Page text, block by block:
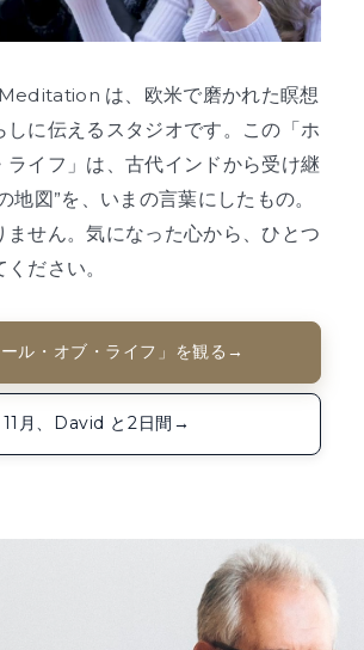
は、欧米で磨かれた瞑想
しに伝えるスタジオです。この「ホ
ライフ」は、古代インドから受け継
地図”を、いまの言葉にしたもの。
ません。気になった心から、ひとつ
ださい。
ール・オブ・ライフ」を観る →
11月、David と2日間 →